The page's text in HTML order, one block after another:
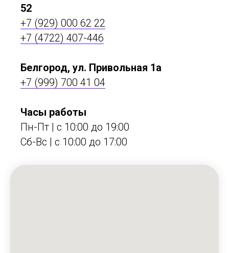
52
+7 (929) 000 62 22
+7 (4722) 407-446
Белгород, ул. Привольная 1а
+7 (999) 700 41 04
Часы работы
Пн-Пт | с 10:00 до 19:00
Сб-Вс | c 10:00 до 17:00